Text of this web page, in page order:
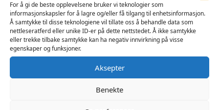
For å gi de beste opplevelsene bruker vi teknologier som
informasjonskapsler for å lagre og/eller få tilgang til enhetsinformasjon.
Å samtykke til disse teknologiene vil tillate oss å behandle data som
nettleseratferd eller unike ID-er på dette nettstedet. Å ikke samtykke
eller trekke tilbake samtykke kan ha negativ innvirkning på visse
egenskaper og funksjoner.
Aksepter
Benekte
På lager
Chubby
Rubber
Cockring
3-
Pack
Black
Legg I Handlekurv
Kukring,Sexleketøy
Brand:Sport Fucker